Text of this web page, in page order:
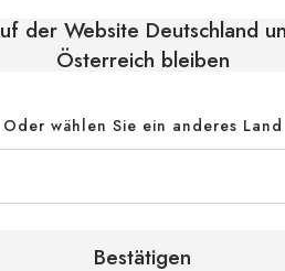
Der
Valley:
UV-
der Website Deutschland
Österreich bleiben
Oder wählen Sie ein anderes Land
Bestätigen